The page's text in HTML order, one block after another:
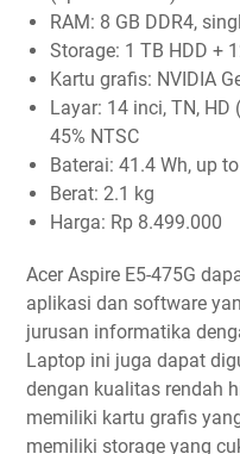
RAM: 8 GB DDR4,
Storage: 1 TB HDD +
Kartu grafis: NVIDIA
Layar: 14 inci, TN,
45% NTSC
Baterai: 41.4 Wh, up
Berat: 2.1 kg
Harga: Rp 8.499.000
Acer Aspire E5-475G
aplikasi dan software
jurusan informatika
Laptop ini juga dapat
dengan kualitas rendah
memiliki kartu grafis
memiliki storage yang